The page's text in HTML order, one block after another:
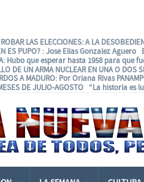
LAS ELECCIONES: A LA
ES PUPO? : Jose Elias Gonzalez Aguero
: Hubo que esperar hasta 1958 para que
DE UN ARMA NUCLEAR EN UNA O DOS
A MADURO: Por Oriana Rivas
DE JULIO-AGOSTO “La historia es